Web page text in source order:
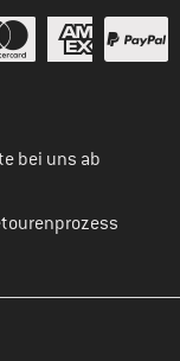
bei uns ab